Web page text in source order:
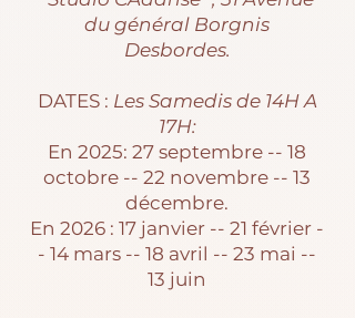
du général Borgnis
Desbordes.
DATES : Les Samedis de 14H A
17H:
En 2025: 27 septembre -- 18
octobre -- 22 novembre -- 13
décembre.
En 2026 : 17 janvier -- 21 février -
- 14 mars -- 18 avril -- 23 mai --
13 juin